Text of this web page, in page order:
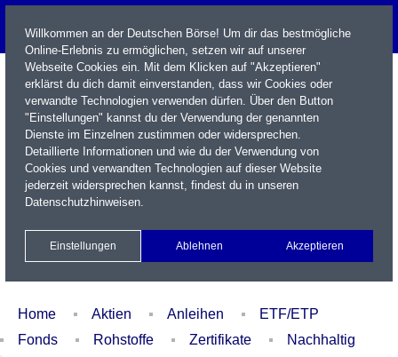
Name / WKN / ISIN / Kürzel
Xetra Realtime
Watchlist Portfolio Login
Home Aktien Anleihen
ETF/ETP
Fonds
Rohstoffe Zertifikate
Nachhaltig
Willkommen an der Deutschen Börse! Um dir das bestmögliche
Online-Erlebnis zu ermöglichen, setzen wir auf unserer
Webseite Cookies ein. Mit dem Klicken auf "Akzeptieren"
erklärst du dich damit einverstanden, dass wir Cookies oder
verwandte Technologien verwenden dürfen. Über den Button
"Einstellungen" kannst du der Verwendung der genannten
Dienste im Einzelnen zustimmen oder widersprechen.
Detaillierte Informationen und wie du der Verwendung von
Cookies und verwandten Technologien auf dieser Website
jederzeit widersprechen kannst, findest du in unseren
Datenschutzhinweisen.
Einstellungen Ablehnen Akzeptieren